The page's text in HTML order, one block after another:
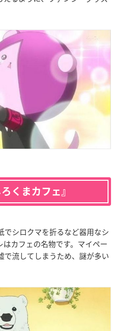
くまカフェ』
でシロクマを折るなど器用なシ
カフェの名物です。マイペー
で流してしまうため、謎が多い